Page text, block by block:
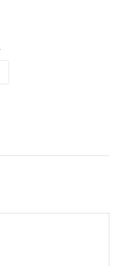
lượng giúp tạo ra các
kỳ không gian nào.
thiết bị hỗ trợ như